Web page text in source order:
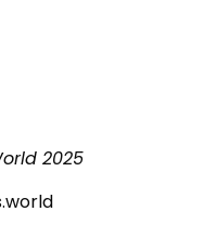
2025